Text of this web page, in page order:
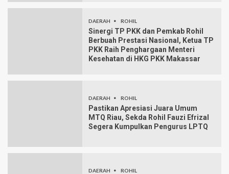
DAERAH ROHIL
Sinergi TP PKK dan Pemkab Rohil
Berbuah Prestasi Nasional, Ketua TP
PKK Raih Penghargaan Menteri
Kesehatan di HKG PKK Makassar
DAERAH ROHIL
Pastikan Apresiasi Juara Umum
MTQ Riau, Sekda Rohil Fauzi Efrizal
Segera Kumpulkan Pengurus LPTQ
DAERAH ROHIL